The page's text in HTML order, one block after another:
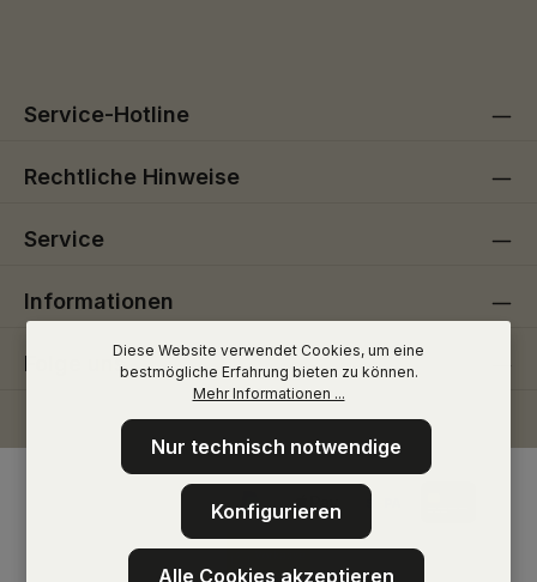
Service-Hotline
Rechtliche Hinweise
Service
Informationen
Folge uns
Diese Website verwendet Cookies, um eine
bestmögliche Erfahrung bieten zu können.
Mehr Informationen ...
Nur technisch notwendige
Konfigurieren
Alle Cookies akzeptieren